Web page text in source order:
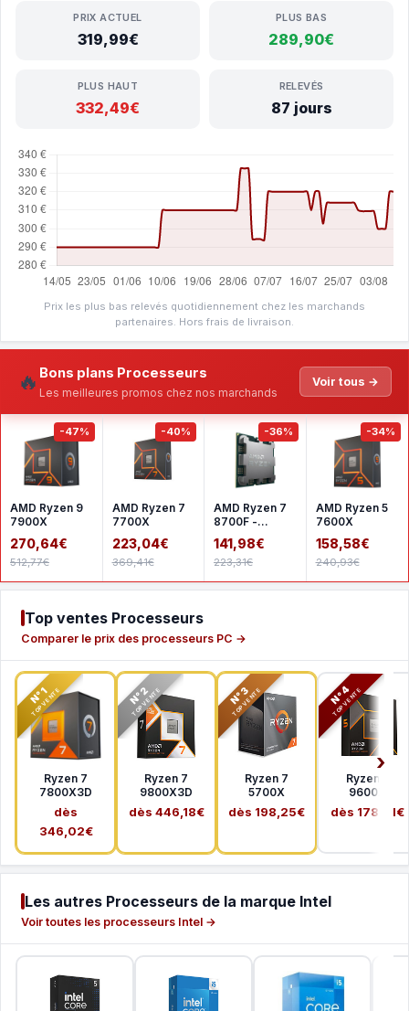
PRIX ACTUEL
319,99€
PLUS BAS
289,90€
PLUS HAUT
332,49€
RELEVÉS
87 jours
Prix les plus bas relevés quotidiennement chez les marchands
partenaires. Hors frais de livraison.
🔥 Bons plans Processeurs
Les meilleures promos chez nos marchands
Voir tous →
-47%
AMD Ryzen 9
7900X
270,64€
512,77€
-40%
AMD Ryzen 7
7700X
223,04€
369,41€
-36%
AMD Ryzen 7
8700F -
Version tray
141,98€
223,31€
-34%
AMD Ryzen 5
7600X
158,58€
240,93€
Top ventes Processeurs
Comparer le prix des processeurs PC →
N°1
TOP VENTE
Ryzen 7
7800X3D
dès
346,02€
N°2
TOP VENTE
Ryzen 7
9800X3D
dès 446,18€
N°3
TOP VENTE
Ryzen 7
5700X
dès 198,25€
N°4
TOP VENTE
Ryzen 5
9600X
dès 178,41€
Les autres Processeurs de la marque Intel
Voir toutes les processeurs Intel →